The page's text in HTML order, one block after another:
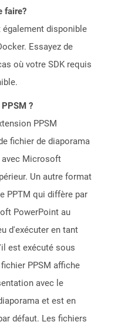
faire?
disponible
Essayez de
où votre SDK requis
?
PPSM
fichier de diaporama
Microsoft
Un autre format
PPTM qui diffère par
PowerPoint au
d'exécuter en tant
est exécuté sous
PPSM affiche
avec le
et est en
défaut. Les fichiers